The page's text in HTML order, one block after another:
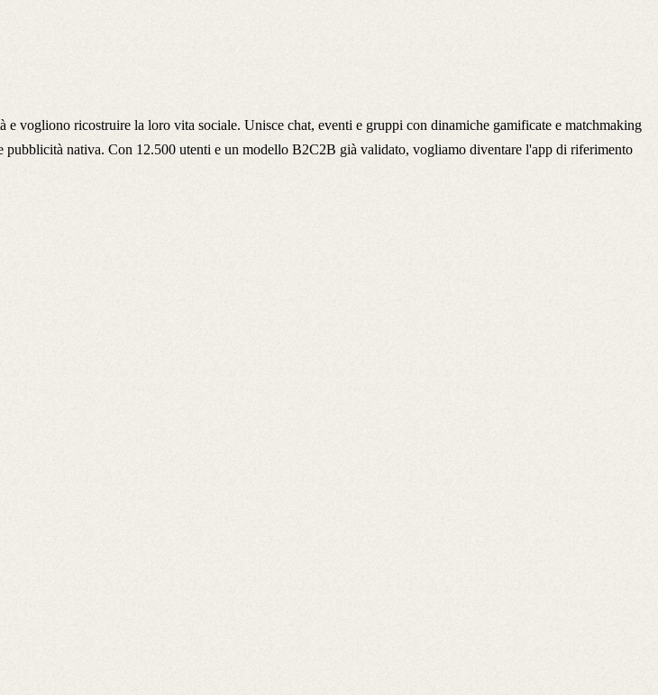
vogliono ricostruire la loro vita sociale. Unisce chat, eventi e gruppi con dinamiche gamificate e matchmaking
nativa. Con 12.500 utenti e un modello B2C2B già validato, vogliamo diventare l'app di riferimento